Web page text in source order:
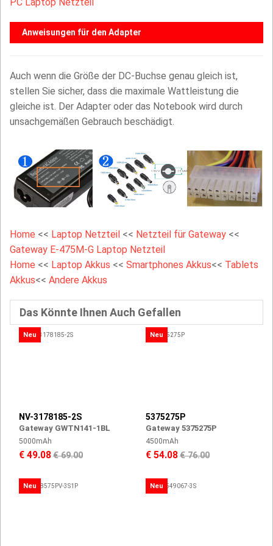
Anweisungen für den Adapter
Auch wenn die Größe der DC-Buchse genau gleich ist,
stellen Sie sicher, dass die maximale Wattleistung die
gleiche ist. Der Adapter oder das Notebook wird durch
unsachgemäßen Gebrauch beschädigt.
Home << Laptop Netzteil << Netzteil für Gateway <<
Gateway E-475M-G Laptop Netzteil
Home << Laptop Akkus << Smartphones Akkus<< Tablets
Akkus<< Andere Akkus
Das Könnte Ihnen Auch Gefallen
Neu
NV-3178185-2S
Gateway GWTN141-1BL
5000mAh
€ 49.08€ 69.00
Neu
5375275P
Gateway 5375275P
4500mAh
€ 54.08€ 76.00
Neu Neu